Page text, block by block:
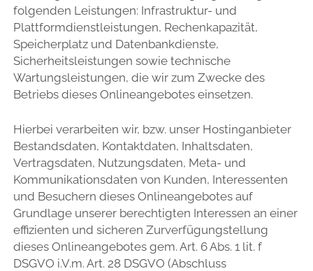
folgenden Leistungen: Infrastruktur- und
Plattformdienstleistungen, Rechenkapazität,
Speicherplatz und Datenbankdienste,
Sicherheitsleistungen sowie technische
Wartungsleistungen, die wir zum Zwecke des
Betriebs dieses Onlineangebotes einsetzen.
Hierbei verarbeiten wir, bzw. unser Hostinganbieter
Bestandsdaten, Kontaktdaten, Inhaltsdaten,
Vertragsdaten, Nutzungsdaten, Meta- und
Kommunikationsdaten von Kunden, Interessenten
und Besuchern dieses Onlineangebotes auf
Grundlage unserer berechtigten Interessen an einer
effizienten und sicheren Zurverfügungstellung
dieses Onlineangebotes gem. Art. 6 Abs. 1 lit. f
DSGVO i.V.m. Art. 28 DSGVO (Abschluss